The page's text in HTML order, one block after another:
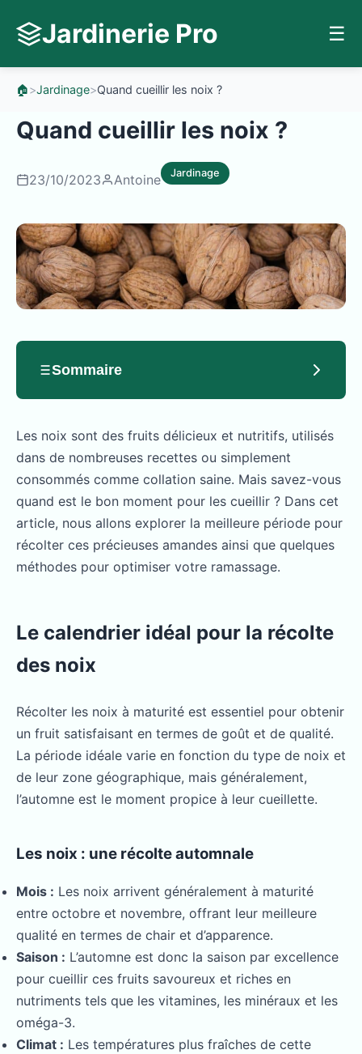
Jardinerie Pro ☰
🏠>Jardinage>Quand cueillir les noix ?
Quand cueillir les noix ?
23/10/2023 Antoine Jardinage
Sommaire
Les noix sont des fruits délicieux et nutritifs, utilisés
dans de nombreuses recettes ou simplement
consommés comme collation saine. Mais savez-vous
quand est le bon moment pour les cueillir ? Dans cet
article, nous allons explorer la meilleure période pour
récolter ces précieuses amandes ainsi que quelques
méthodes pour optimiser votre ramassage.
Le calendrier idéal pour la récolte
des noix
Récolter les noix à maturité est essentiel pour obtenir
un fruit satisfaisant en termes de goût et de qualité.
La période idéale varie en fonction du type de noix et
de leur zone géographique, mais généralement,
l’automne est le moment propice à leur cueillette.
Les noix : une récolte automnale
Mois : Les noix arrivent généralement à maturité
entre octobre et novembre, offrant leur meilleure
qualité en termes de chair et d’apparence.
Saison : L’automne est donc la saison par excellence
pour cueillir ces fruits savoureux et riches en
nutriments tels que les vitamines, les minéraux et les
oméga-3.
Climat : Les températures plus fraîches de cette